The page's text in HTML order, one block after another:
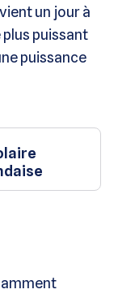
un jour à
puissant
puissance